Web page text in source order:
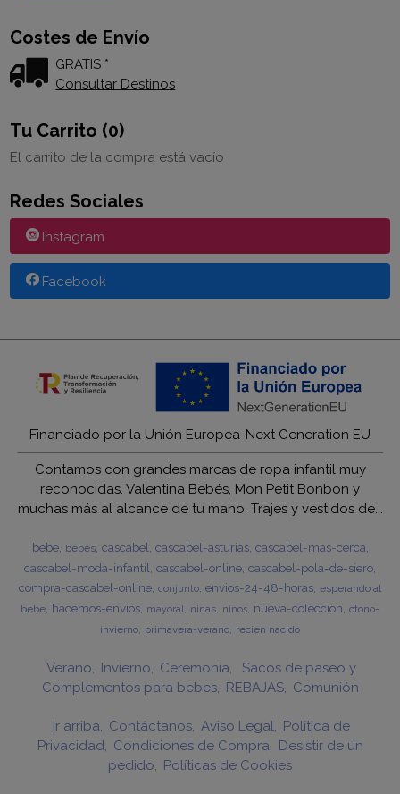
Costes de Envío
GRATIS *
Consultar Destinos
Tu Carrito (0)
El carrito de la compra está vacío
Redes Sociales
Instagram
Facebook
Financiado por la Unión Europea-Next Generation EU
Contamos con grandes marcas de ropa infantil muy
reconocidas. Valentina Bebés, Mon Petit Bonbon y
muchas más al alcance de tu mano. Trajes y vestidos de...
bebe bebes cascabel cascabel-asturias cascabel-mas-cerca
cascabel-moda-infantil cascabel-online cascabel-pola-de-siero
compra-cascabel-online conjunto envios-24-48-horas esperando al
bebe hacemos-envios mayoral ninas ninos nueva-coleccion otono-
invierno primavera-verano recien nacido
Verano Invierno Ceremonia
Sacos de paseo y
Complementos para bebes
REBAJAS Comunión
Ir arriba Contáctanos Aviso Legal
Política de
Privacidad
Condiciones de Compra
Desistir de un
pedido
Políticas de Cookies